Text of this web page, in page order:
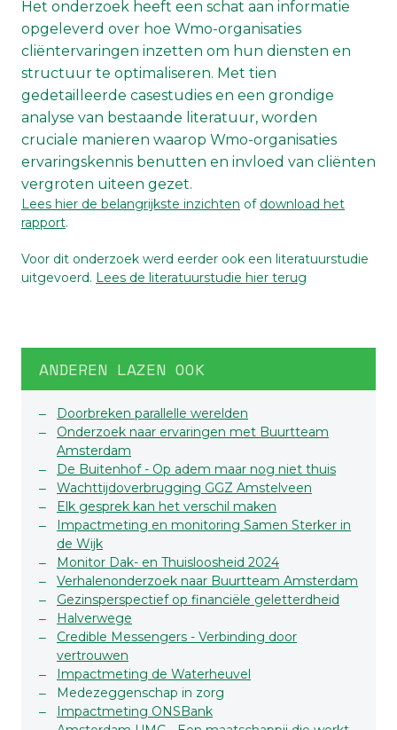
Het onderzoek heeft een schat aan informatie
opgeleverd over hoe Wmo-organisaties
cliëntervaringen inzetten om hun diensten en
structuur te optimaliseren. Met tien
gedetailleerde casestudies en een grondige
analyse van bestaande literatuur, worden
cruciale manieren waarop Wmo-organisaties
ervaringskennis benutten en invloed van cliënten
vergroten uiteen gezet.
Lees hier de belangrijkste inzichten of download het
rapport.
Voor dit onderzoek werd eerder ook een literatuurstudie
uitgevoerd. Lees de literatuurstudie hier terug
ANDEREN LAZEN OOK
Doorbreken parallelle werelden
Onderzoek naar ervaringen met Buurtteam
Amsterdam
De Buitenhof - Op adem maar nog niet thuis
Wachttijdoverbrugging GGZ Amstelveen
Elk gesprek kan het verschil maken
Impactmeting en monitoring Samen Sterker in
de Wijk
Monitor Dak- en Thuisloosheid 2024
Verhalenonderzoek naar Buurtteam Amsterdam
Gezinsperspectief op financiële geletterdheid
Halverwege
Credible Messengers - Verbinding door
vertrouwen
Impactmeting de Waterheuvel
Medezeggenschap in zorg
Impactmeting ONSBank